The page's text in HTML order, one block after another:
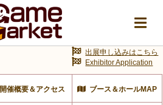
開催概要＆アクセス ブース＆ホールMAP
出展申し込みはこちら
Exhibitor Application